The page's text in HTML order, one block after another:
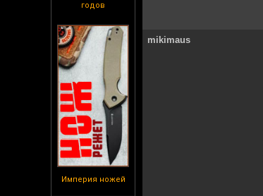
годов
Империя ножей
mikimaus